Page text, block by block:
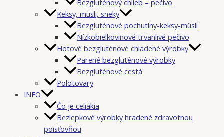
Bezgluténový chlieb – pečivo
Keksy, müsli, sneky
Bezgluténové pochutiny-keksy-müsli
Nízkobielkovinové trvanlivé pečivo
Hotové bezgluténové chladené výrobky
Parené bezgluténové výrobky
Bezgluténové cestá
Polotovary
INFO
Čo je celiakia
Bezlepkové výrobky hradené zdravotnou
poisťovňou